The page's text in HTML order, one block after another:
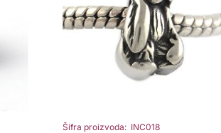
Šifra proizvoda: INC018
1
kom,SS35